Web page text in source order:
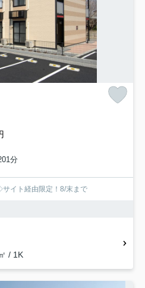
分
イト経由限定！8/末まで
/ 1K